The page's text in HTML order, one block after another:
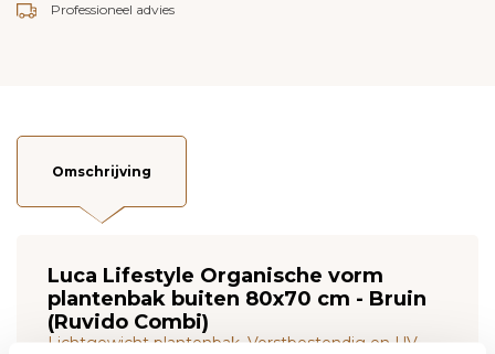
Professioneel advies
Omschrijving
Luca Lifestyle Organische vorm
plantenbak buiten 80x70 cm - Bruin
(Ruvido Combi)
Lichtgewicht plantenbak. Vorstbestendig en UV